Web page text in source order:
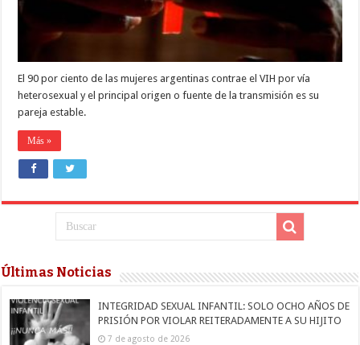
su
pareja
El 90 por ciento de las mujeres argentinas contrae el VIH por vía
heterosexual y el principal origen o fuente de la transmisión es su
pareja estable.
Más »
Últimas Noticias
INTEGRIDAD SEXUAL INFANTIL: SOLO OCHO AÑOS DE
PRISIÓN POR VIOLAR REITERADAMENTE A SU HIJITO
7 de agosto de 2026